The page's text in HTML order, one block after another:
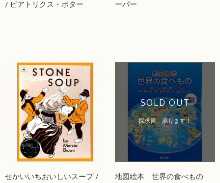
/ ビアトリクス・ポター
ーパー
せかいいちおいしいスープ /
SOLD OUT
探求書、承ります！
地図絵本 世界の食べもの